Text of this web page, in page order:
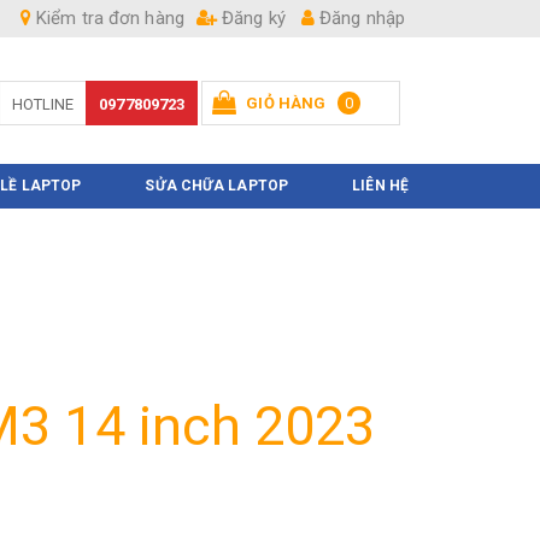
Đăng ký Đăng nhập
Kiểm tra đơn hàng
HOTLINE 0977809723 GIỎ HÀNG 0
LAPTOP SỬA CHỮA LAPTOP LIÊN HỆ
14 inch 2023